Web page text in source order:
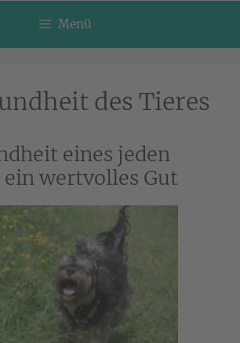
Menü
des Tieres
eines jeden
wertvolles Gut